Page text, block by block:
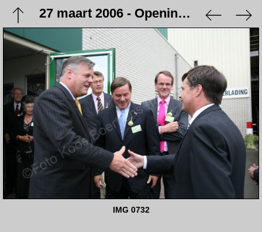
27 maart 2006 - Opening Holland Malt
IMG 0732